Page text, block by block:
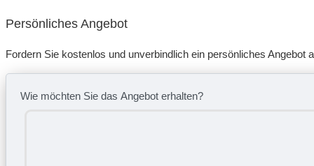
Persönliches Angebot
Fordern Sie kostenlos und unverbindlich ein persönliches Angebot
Wie möchten Sie das Angebot erhalten?